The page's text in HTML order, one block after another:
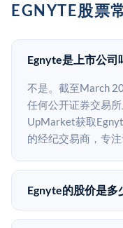
EGNYTE股票
Egnyte是上市公司
不是。截至March
任何公开证券交易
UpMarket获取
的经纪交易商，专注
Egnyte的股价是多
Egnyte没有公开股